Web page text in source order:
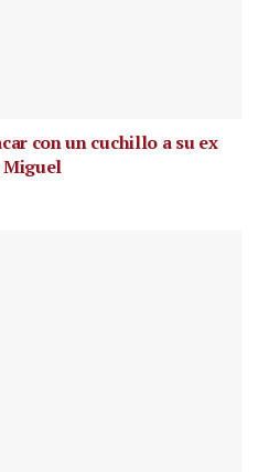
con un cuchillo a su ex
Miguel